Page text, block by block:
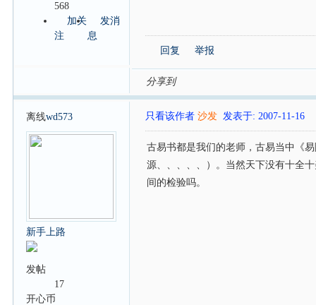
568
加关
注
发消
息
回复 举报
分享到
离线wd573
新手上路
发帖
17
开心币
只看该作者 沙发 发表于: 2007-11-16
古易书都是我们的老师，古易当中《
源、、、、、）。当然天下没有十全
间的检验吗。